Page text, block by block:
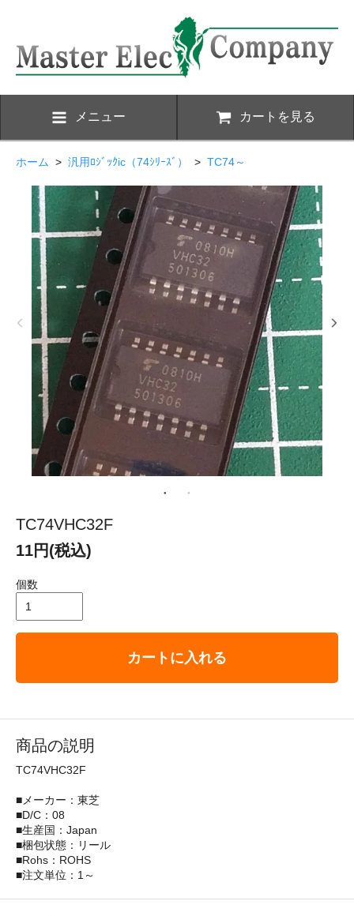
メニュー カートを見る
ホーム > 汎用ﾛｼﾞｯｸic（74ｼﾘｰｽﾞ） > TC74～
TC74VHC32F
11円(税込)
個数
カートに入れる
商品の説明
TC74VHC32F
■メーカー：東芝
■D/C：08
■生産国：Japan
■梱包状態：リール
■Rohs：ROHS
■注文単位：1～